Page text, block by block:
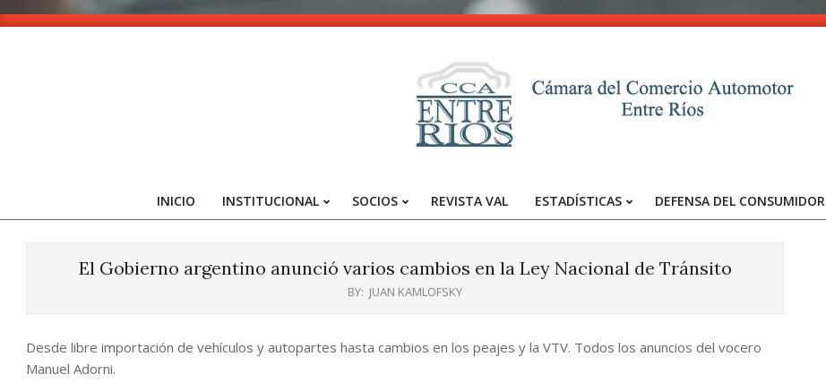
Skip
-
Entre
Primary
INICIO INSTITUCIONAL SOCIOS REVISTA VAL ESTADÍSTICAS DEFENSA DEL CONSUMIDOR
El Gobierno argentino anunció varios cambios en la Ley Nacional de Tránsito
BY: JUAN KAMLOFSKY
Desde libre importación de vehículos y autopartes hasta cambios en los peajes y la VTV. Todos los anuncios del vocero
Manuel Adorni.